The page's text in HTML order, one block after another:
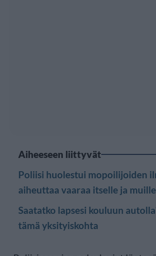
Aiheeseen liittyvät
Poliisi huolestui mopoilijoiden
aiheuttaa vaaraa itselle ja muille
Saatatko lapsesi kouluun
tämä yksityiskohta